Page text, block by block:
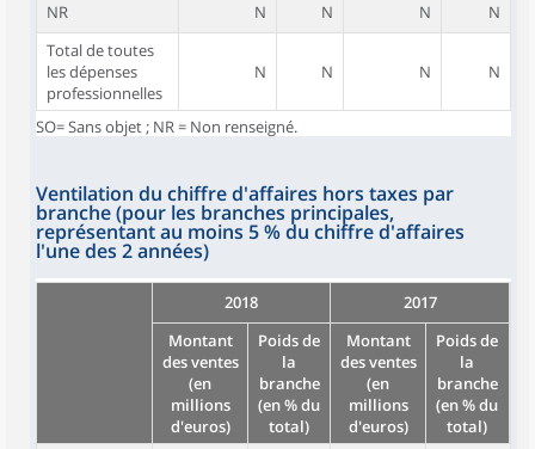
NR
N N N
N
Total de toutes
les dépenses
professionnelles
N N N N
SO= Sans objet ; NR = Non renseigné.
Ventilation du chiffre d'affaires hors taxes par
branche (pour les branches principales,
représentant au moins 5 % du chiffre d'affaires
l'une des 2 années)
2018
2017
Montant
des ventes
(en
millions
d'euros)
Poids de
la
branche
(en % du
total)
Montant
des ventes
(en
millions
d'euros)
Poids de
la
branche
(en % du
total)